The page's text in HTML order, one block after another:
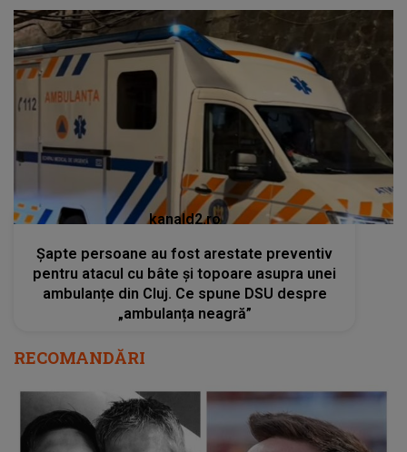
kanald2.ro
Șapte persoane au fost arestate preventiv
pentru atacul cu bâte și topoare asupra unei
ambulanțe din Cluj. Ce spune DSU despre
„ambulanța neagră”
RECOMANDĂRI